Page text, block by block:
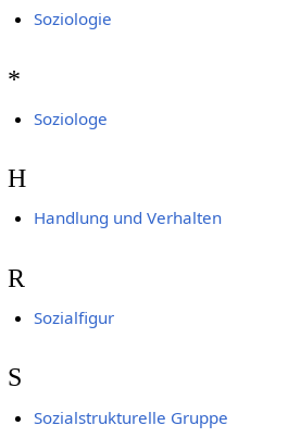
Soziologie
*
Soziologe
H
Handlung und Verhalten
R
Sozialfigur
S
Sozialstrukturelle Gruppe